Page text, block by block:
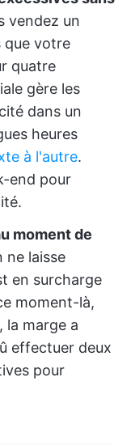
vendez un
que votre
quatre
gère les
dans un
heures
à l'autre.
end pour
moment de
ne laisse
en surcharge
moment-là,
la marge a
effectuer deux
pour